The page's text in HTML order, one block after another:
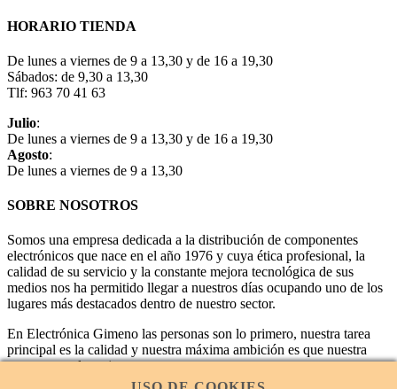
HORARIO TIENDA
De lunes a viernes de 9 a 13,30 y de 16 a 19,30
Sábados: de 9,30 a 13,30
Tlf: 963 70 41 63
Julio:
De lunes a viernes de 9 a 13,30 y de 16 a 19,30
Agosto:
De lunes a viernes de 9 a 13,30
SOBRE NOSOTROS
Somos una empresa dedicada a la distribución de componentes
electrónicos que nace en el año 1976 y cuya ética profesional, la
calidad de su servicio y la constante mejora tecnológica de sus
medios nos ha permitido llegar a nuestros días ocupando uno de los
lugares más destacados dentro de nuestro sector.
En Electrónica Gimeno las personas son lo primero, nuestra tarea
principal es la calidad y nuestra máxima ambición es que nuestra
empresa sea la mejor.